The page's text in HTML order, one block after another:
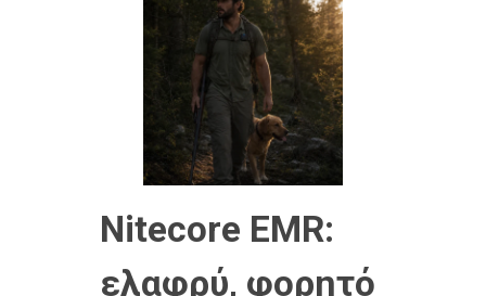
Nitecore EMR:
ελαφρύ, φορητό